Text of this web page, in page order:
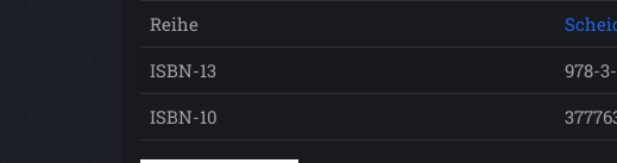
Reihe
ISBN-13
978-
ISBN-10